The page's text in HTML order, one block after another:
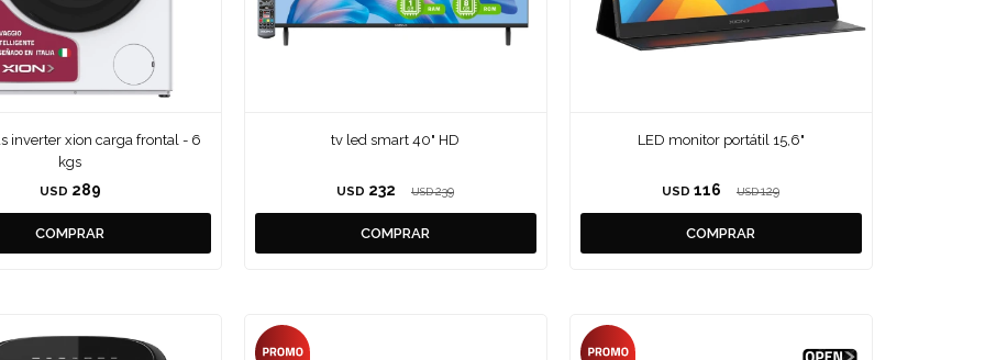
inverter xion carga frontal - 6
kgs
USD 289
tv led smart 40" HD
USD 232 USD 239
LED monitor portátil 15,6"
USD 116 USD 129